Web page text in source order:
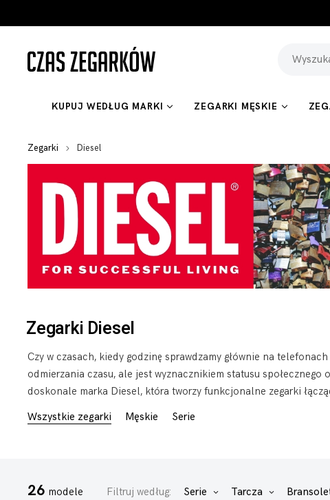
KUPUJ WEDŁUG MARKI ZEGARKI MĘSKIE
Zegarki Diesel
Zegarki Diesel
Czy w czasach, kiedy godzinę sprawdzamy głównie na
odmierzania czasu, ale jest wyznacznikiem statusu
doskonale marka Diesel, która tworzy funkcjonalne zegarki
Wszystkie zegarki
Męskie Serie
26 modele Filtruj według: Serie Tarcza